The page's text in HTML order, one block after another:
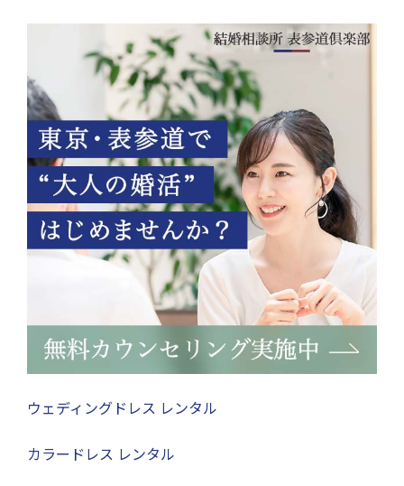
ウェディングドレス レンタル
カラードレス レンタル